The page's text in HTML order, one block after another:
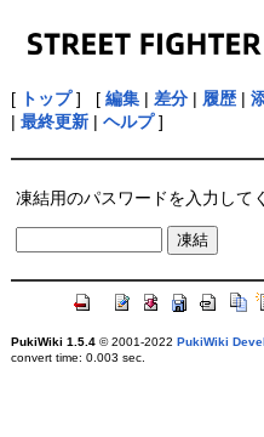
[ トップ] [ 編集| 差分| 履歴|
| 最終更新| ヘルプ]
凍結用のパスワードを入力して
PukiWiki 1.5.4© 2001-2022 PukiWiki
convert time: 0.003 sec.